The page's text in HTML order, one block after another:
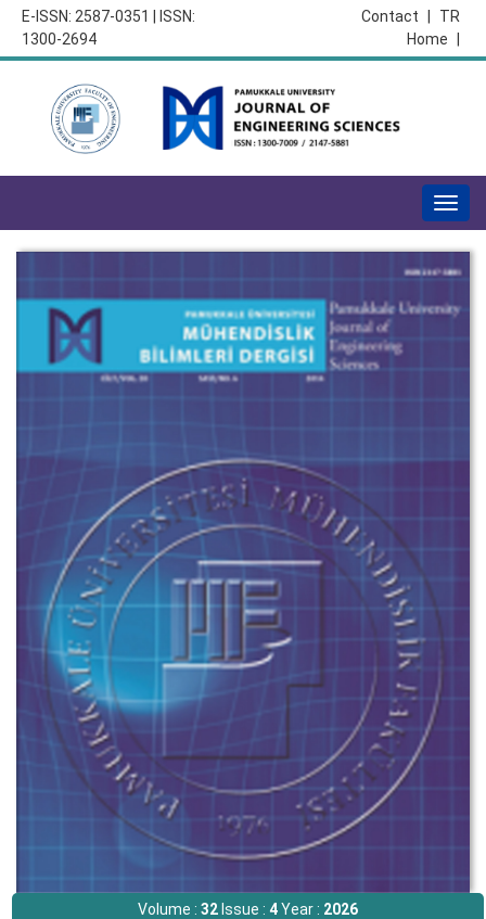
E-ISSN: 2587-0351 | ISSN:
1300-2694
TR
Contact
Home
Volume : 32Issue : 4Year : 2026